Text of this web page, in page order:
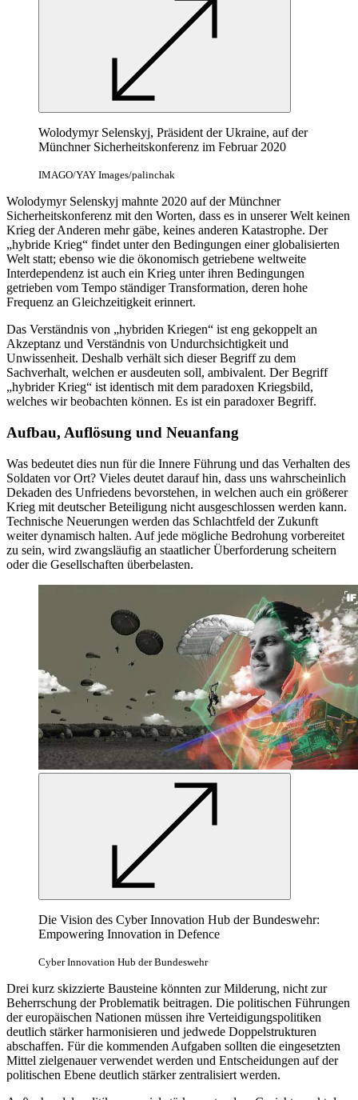
Wolodymyr Selenskyj, Präsident der Ukraine, auf der
Münchner Sicherheitskonferenz im Februar 2020
IMAGO/YAY Images/palinchak
Wolodymyr Selenskyj mahnte 2020 auf der Münchner
Sicherheitskonferenz mit den Worten, dass es in unserer Welt keinen
Krieg der Anderen mehr gäbe, keines anderen Katastrophe. Der
„hybride Krieg“ findet unter den Bedingungen einer globalisierten
Welt statt; ebenso wie die ökonomisch getriebene weltweite
Interdependenz ist auch ein Krieg unter ihren Bedingungen
getrieben vom Tempo ständiger Transformation, deren hohe
Frequenz an Gleichzeitigkeit erinnert.
Das Verständnis von „hybriden Kriegen“ ist eng gekoppelt an
Akzeptanz und Verständnis von Undurchsichtigkeit und
Unwissenheit. Deshalb verhält sich dieser Begriff zu dem
Sachverhalt, welchen er ausdeuten soll, ambivalent. Der Begriff
„hybrider Krieg“ ist identisch mit dem paradoxen Kriegsbild,
welches wir beobachten können. Es ist ein paradoxer Begriff.
Aufbau, Auflösung und Neuanfang
Was bedeutet dies nun für die Innere Führung und das Verhalten des
Soldaten vor Ort? Vieles deutet darauf hin, dass uns wahrscheinlich
Dekaden des Unfriedens bevorstehen, in welchen auch ein größerer
Krieg mit deutscher Beteiligung nicht ausgeschlossen werden kann.
Technische Neuerungen werden das Schlachtfeld der Zukunft
weiter dynamisch halten. Auf jede mögliche Bedrohung vorbereitet
zu sein, wird zwangsläufig an staatlicher Überforderung scheitern
oder die Gesellschaften überbelasten.
Die Vision des Cyber Innovation Hub der Bundeswehr:
Empowering Innovation in Defence
Cyber Innovation Hub der Bundeswehr
Drei kurz skizzierte Bausteine könnten zur Milderung, nicht zur
Beherrschung der Problematik beitragen. Die politischen Führungen
der europäischen Nationen müssen ihre Verteidigungspolitiken
deutlich stärker harmonisieren und jedwede Doppelstrukturen
abschaffen. Für die kommenden Aufgaben sollten die eingesetzten
Mittel zielgenauer verwendet werden und Entscheidungen auf der
politischen Ebene deutlich stärker zentralisiert werden.